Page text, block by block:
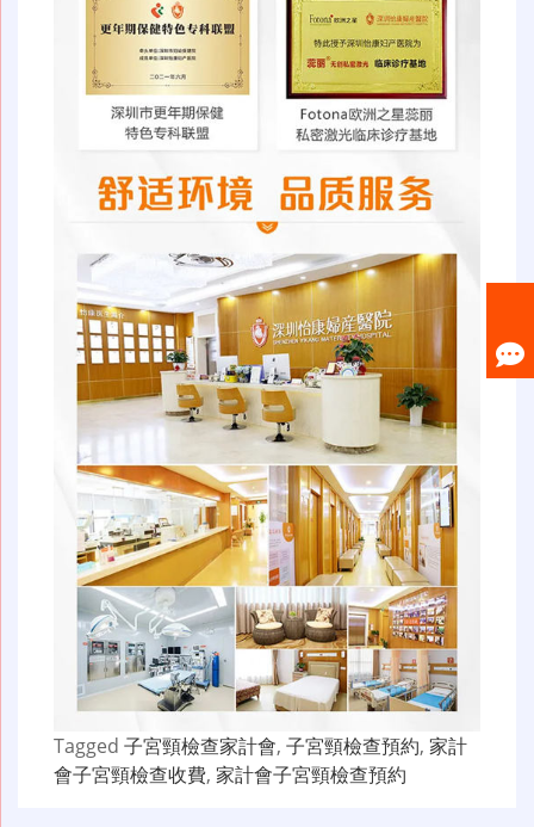
Tagged 子宮頸檢查家計會, 子宮頸檢查預約, 家計
會子宮頸檢查收費, 家計會子宮頸檢查預約